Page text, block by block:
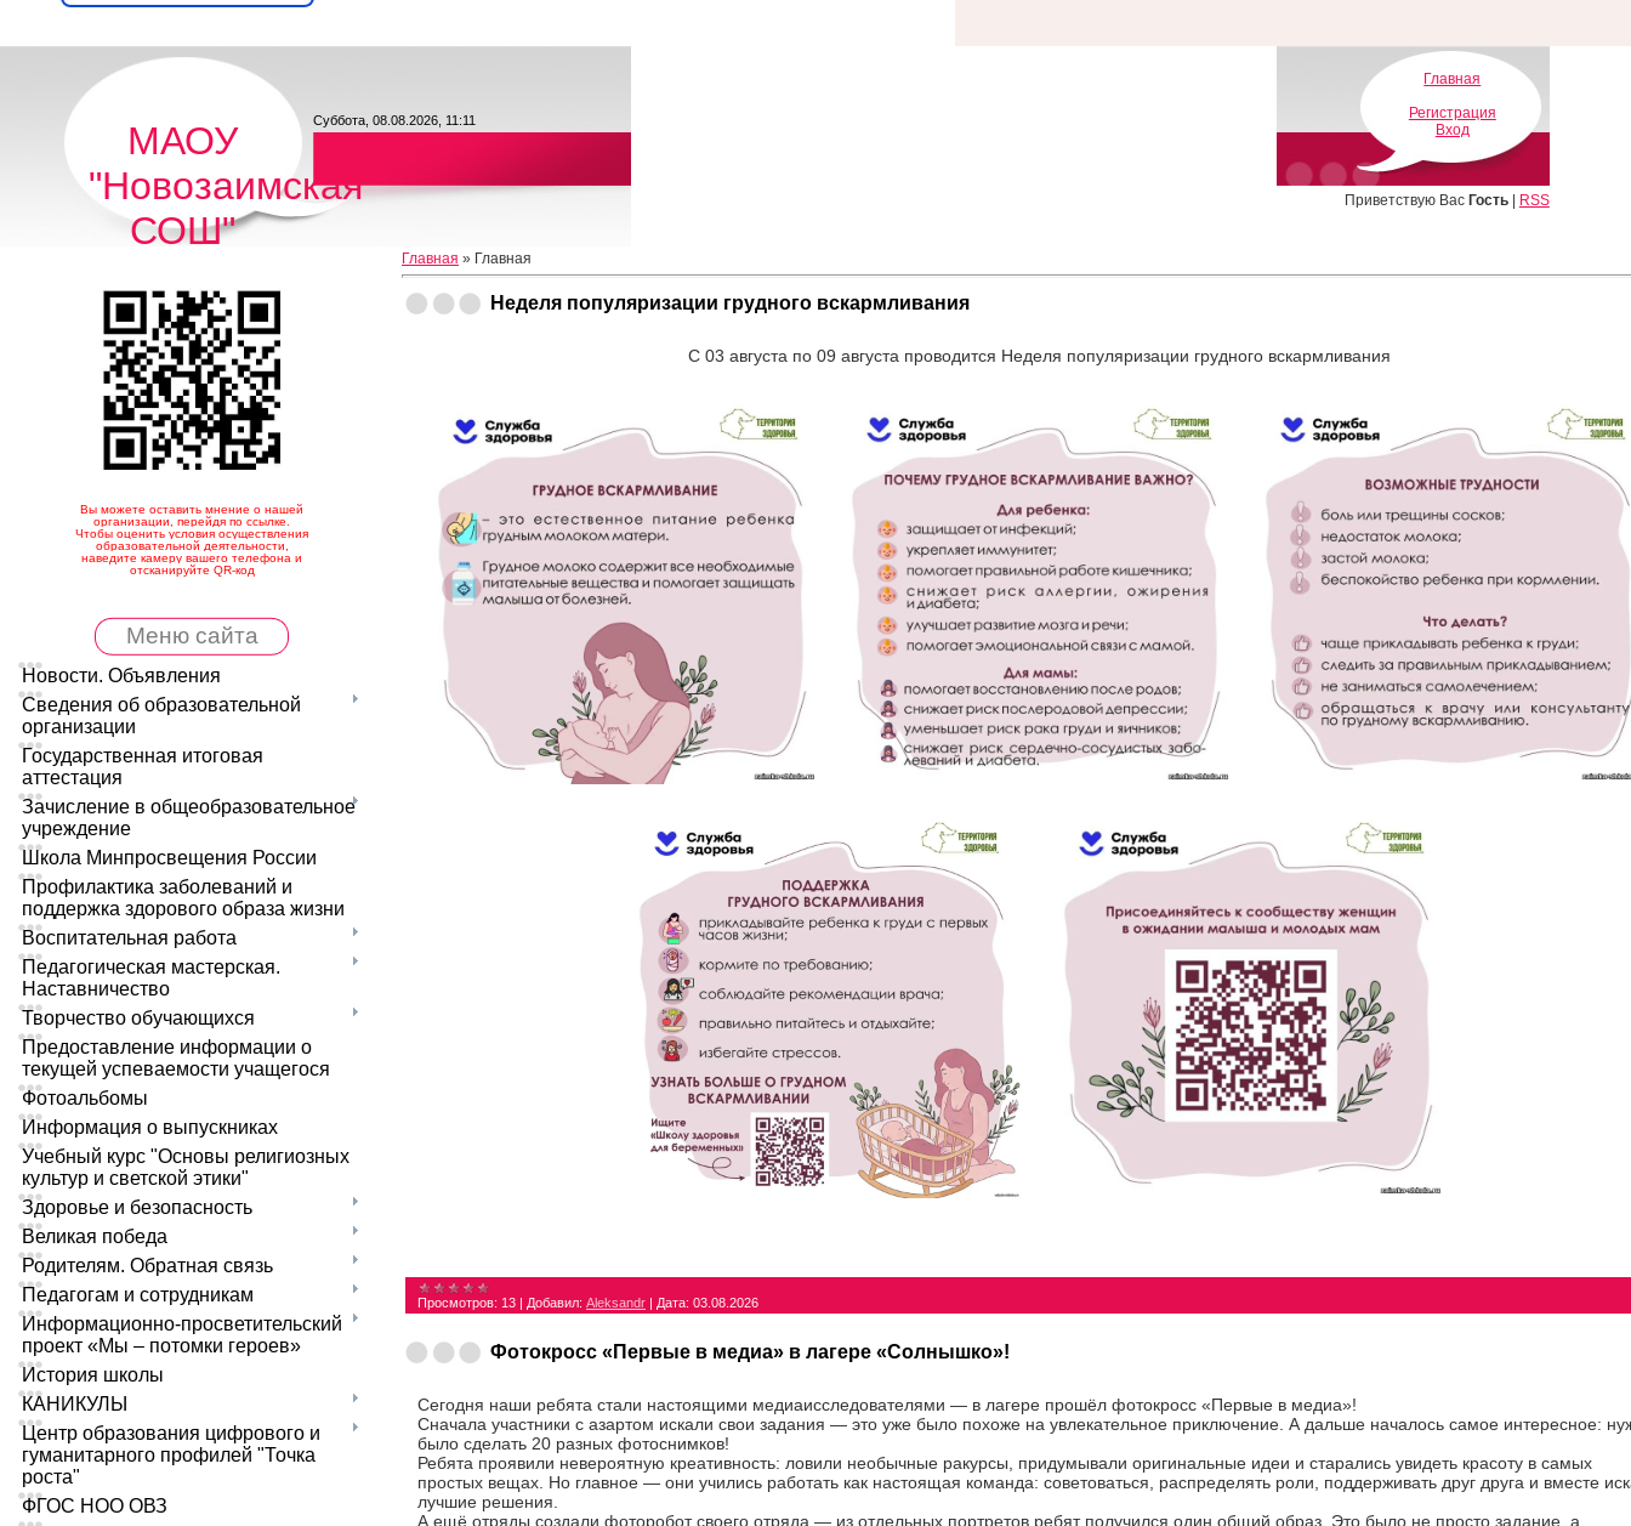
МАОУ
"Новозаимская
СОШ"
Суббота, 08.08.2026, 11:11
Главная
Регистрация
Вход
Приветствую Вас Гость| RSS
Вы можете оставить мнение о нашей
организации, перейдя по ссылке.
Чтобы оценить условия осуществления
образовательной деятельности,
наведите камеру вашего телефона и
отсканируйте QR-код
Меню сайта
Новости. Объявления
Сведения об образовательной
организации
Государственная итоговая
аттестация
Зачисление в общеобразовательное
учреждение
Школа Минпросвещения России
Профилактика заболеваний и
поддержка здорового образа жизни
Воспитательная работа
Педагогическая мастерская.
Наставничество
Творчество обучающихся
Предоставление информации о
текущей успеваемости учащегося
Фотоальбомы
Информация о выпускниках
Учебный курс "Основы религиозных
культур и светской этики"
Здоровье и безопасность
Великая победа
Родителям. Обратная связь
Педагогам и сотрудникам
Информационно-просветительский
проект «Мы – потомки героев»
История школы
КАНИКУЛЫ
Центр образования цифрового и
гуманитарного профилей "Точка
роста"
ФГОС НОО ОВЗ
Главная » Главная
Неделя популяризации грудного вскармливания
С 03 августа по 09 августа проводится Неделя популяризации грудного вскармливания
Просмотров: 13 Добавил: Aleksandr Дата: 03.08.2026
Фотокросс «Первые в медиа» в лагере «Солнышко»!
Сегодня наши ребята стали настоящими медиаисследователями — в лагере прошёл фотокросс «Первые в медиа»!
Сначала участники с азартом искали свои задания — это уже было похоже на увлекательное приключение. А дальше началось самое интересное:
было сделать 20 разных фотоснимков!
Ребята проявили невероятную креативность: ловили необычные ракурсы, придумывали оригинальные идеи и старались увидеть красоту в самых
простых вещах. Но главное — они учились работать как настоящая команда: советоваться, распределять роли, поддерживать друг друга и вместе
лучшие решения.
А ещё отряды создали фоторобот своего отряда — из отдельных портретов ребят получился один общий образ. Это было не просто задание, а